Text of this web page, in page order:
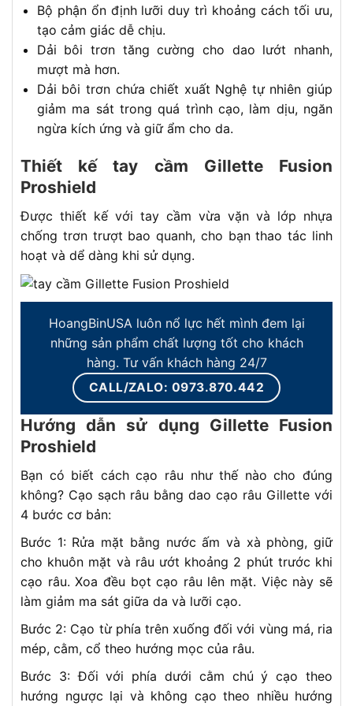
Bộ phận ổn định lưỡi duy trì khoảng cách tối ưu,
tạo cảm giác dễ chịu.
Dải bôi trơn tăng cường cho dao lướt nhanh,
mượt mà hơn.
Dải bôi trơn chứa chiết xuất Nghệ tự nhiên giúp
giảm ma sát trong quá trình cạo, làm dịu, ngăn
ngừa kích ứng và giữ ẩm cho da.
Thiết kế tay cầm Gillette Fusion
Proshield
Được thiết kế với tay cầm vừa vặn và lớp nhựa
chống trơn trượt bao quanh, cho bạn thao tác linh
hoạt và dể dàng khi sử dụng.
HoangBinUSA luôn nổ lực hết mình đem lại
những sản phẩm chất lượng tốt cho khách
hàng. Tư vấn khách hàng 24/7
CALL/ZALO: 0973.870.442
Hướng dẫn sử dụng Gillette Fusion
Proshield
Bạn có biết cách cạo râu như thế nào cho đúng
không? Cạo sạch râu bằng dao cạo râu Gillette với
4 bước cơ bản:
Bước 1: Rửa mặt bằng nước ấm và xà phòng, giữ
cho khuôn mặt và râu ướt khoảng 2 phút trước khi
cạo râu. Xoa đều bọt cạo râu lên mặt. Việc này sẽ
làm giảm ma sát giữa da và lưỡi cạo.
Bước 2: Cạo từ phía trên xuống đối với vùng má, ria
mép, cằm, cổ theo hướng mọc của râu.
Bước 3: Đối với phía dưới cằm chú ý cạo theo
hướng ngược lại và không cạo theo nhiều hướng